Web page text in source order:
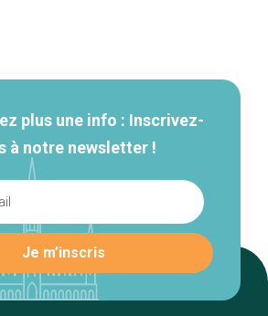
plus une info : Inscrivez-
à notre newsletter !